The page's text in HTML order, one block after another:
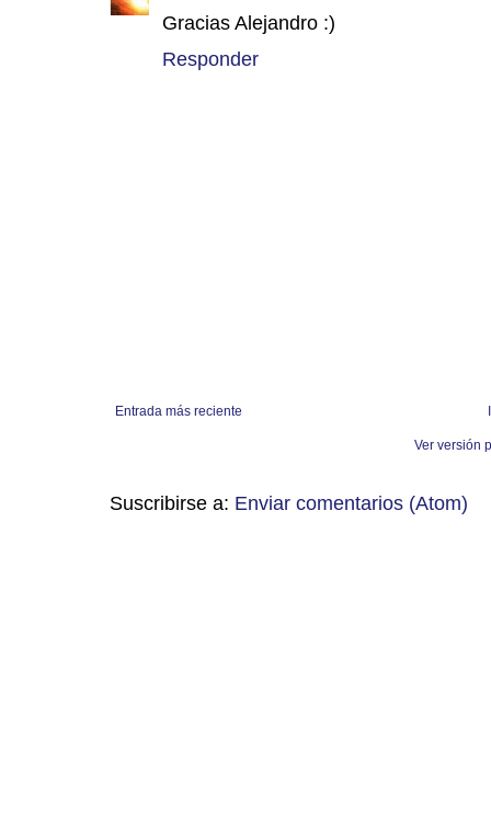
Gracias Alejandro :)
Responder
Entrada más reciente
Ver versión
Suscribirse a: Enviar comentarios (Atom)